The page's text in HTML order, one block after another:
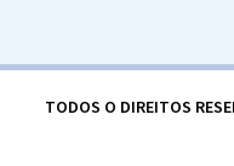
TODOS O DIREITOS